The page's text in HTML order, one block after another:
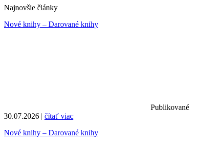
Najnovšie články
Nové knihy – Darované knihy
Publikované
30.07.2026 | čítať viac
Nové knihy – Darované knihy